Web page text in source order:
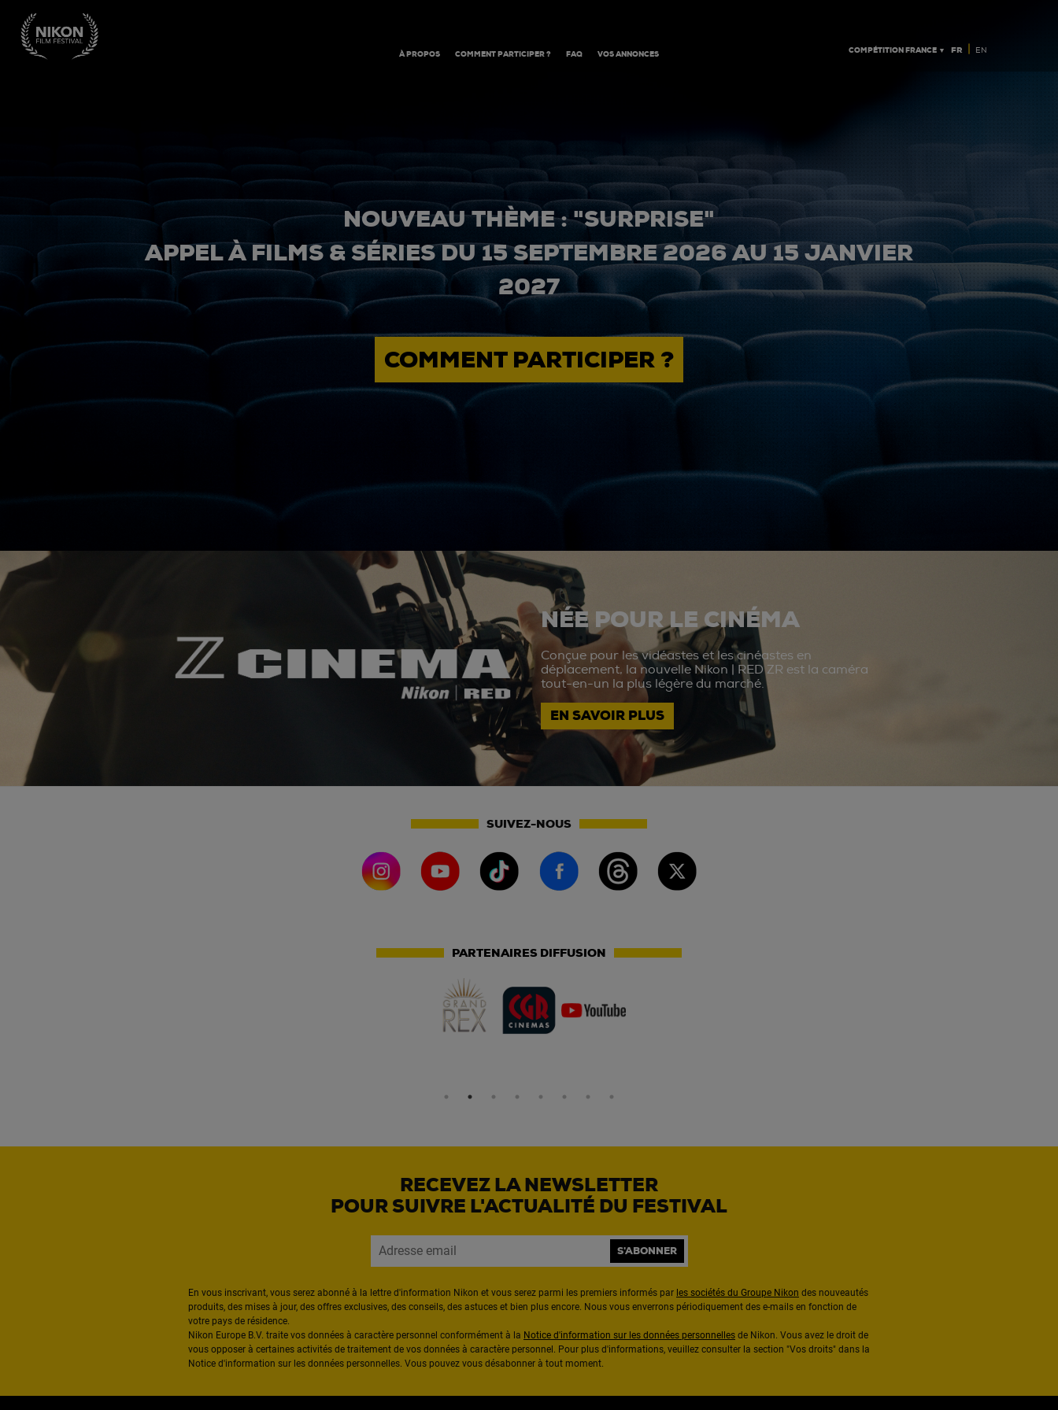
À PROPOS COMMENT PARTICIPER ? FAQ VOS ANNONCES COMPÉTITION FRANCE ▼ FR | EN
NOUVEAU THÈME : "SURPRISE"
APPEL À FILMS & SÉRIES DU 15 SEPTEMBRE 2026 AU 15 JANVIER
2027
COMMENT PARTICIPER ?
NÉE POUR LE CINÉMA
Conçue pour les vidéastes et les cinéastes en
déplacement, la nouvelle Nikon | RED ZR est la caméra
tout-en-un la plus légère du marché.
EN SAVOIR PLUS
SUIVEZ-NOUS
PARTENAIRES DIFFUSION
RECEVEZ LA NEWSLETTER
POUR SUIVRE L'ACTUALITÉ DU FESTIVAL
S'ABONNER
En vous inscrivant, vous serez abonné à la lettre d'information Nikon et vous serez parmi les premiers informés par les sociétés du Groupe Nikon des nouveautés
produits, des mises à jour, des offres exclusives, des conseils, des astuces et bien plus encore. Nous vous enverrons périodiquement des e-mails en fonction de
votre pays de résidence.
Nikon Europe B.V. traite vos données à caractère personnel conformément à la Notice d'information sur les données personnelles de Nikon. Vous avez le droit de
vous opposer à certaines activités de traitement de vos données à caractère personnel. Pour plus d'informations, veuillez consulter la section "Vos droits" dans la
Notice d'information sur les données personnelles. Vous pouvez vous désabonner à tout moment.